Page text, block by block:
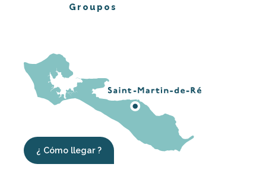
Groupos
¿ Cómo llegar ?